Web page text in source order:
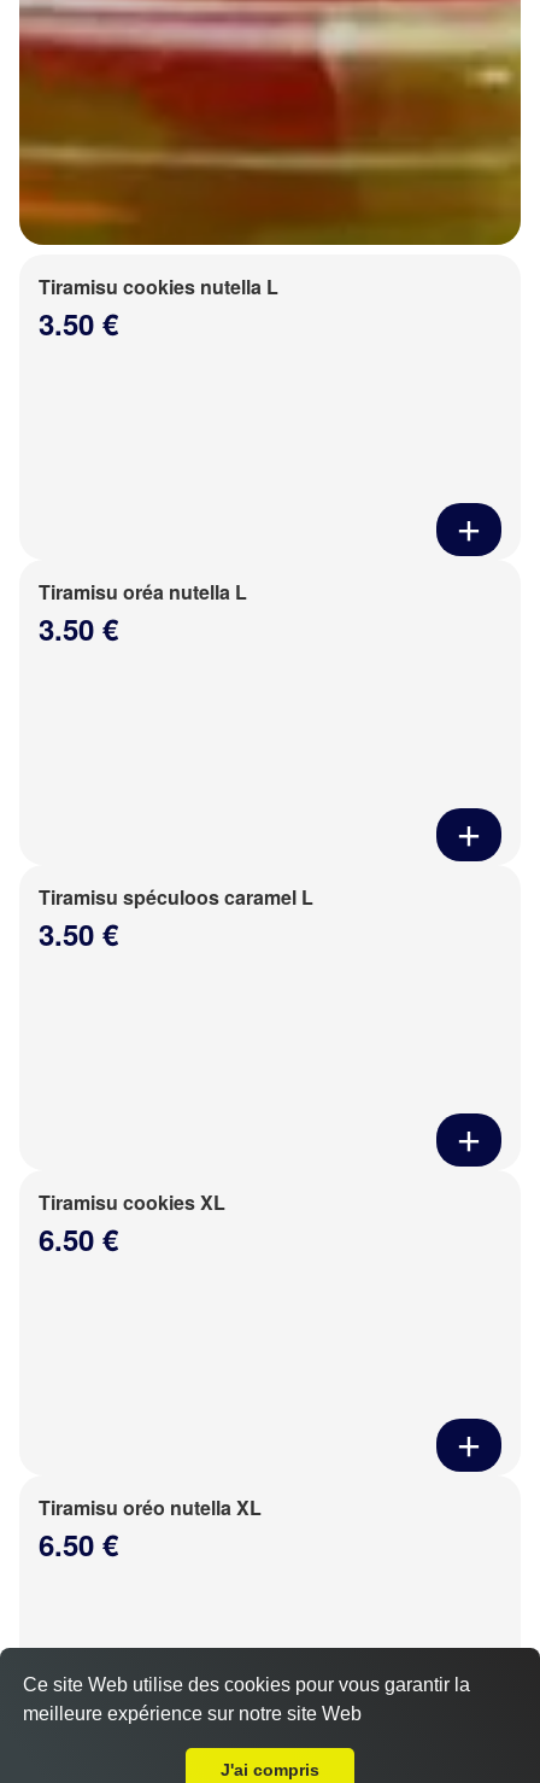
Tiramisu cookies nutella L
3.50 €
Tiramisu oréa nutella L
3.50 €
Tiramisu spéculoos caramel L
3.50 €
Tiramisu cookies XL
6.50 €
Tiramisu oréo nutella XL
6.50 €
Ce site Web utilise des cookies pour vous garantir la
meilleure expérience sur notre site Web
J'ai compris